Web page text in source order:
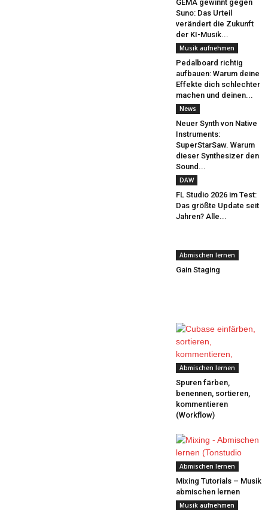
GEMA gewinnt gegen
Suno: Das Urteil
verändert die Zukunft
der KI-Musik...
Musik aufnehmen
Pedalboard richtig
aufbauen: Warum deine
Effekte dich schlechter
machen und deinen...
News
Neuer Synth von Native
Instruments:
SuperStarSaw. Warum
dieser Synthesizer den
Sound...
DAW
FL Studio 2026 im Test:
Das größte Update seit
Jahren? Alle...
Abmischen lernen
Gain Staging
Abmischen lernen
Spuren färben,
benennen, sortieren,
kommentieren
(Workflow)
Abmischen lernen
Mixing Tutorials – Musik
abmischen lernen
Musik aufnehmen